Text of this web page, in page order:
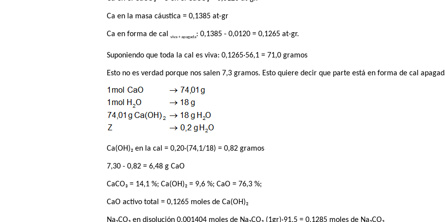
Ca en la masa cáustica = 0,1385 at-gr
Ca en forma de calviva + apagada: 0,1385 - 0,0120 = 0,1265 at-gr.
Suponiendo que toda la cal es viva: 0,1265·56,1 = 71,0 gramos
Esto no es verdad porque nos salen 7,3 gramos. Esto quiere decir que parte está en forma de cal
Ca(OH)₂ en la cal = 0,20·(74,1/18) = 0,82 gramos
7,30 - 0,82 = 6,48 g CaO
CaCO₃ = 14,1 %; Ca(OH)₂ = 9,6 %; CaO = 76,3 %;
CaO activo total = 0,1265 moles de Ca(OH)₂
Na₂CO₃ en disolución 0,001404 moles de Na₂CO₃ (1gr)·91,5 = 0,1285 moles de Na₂CO₃